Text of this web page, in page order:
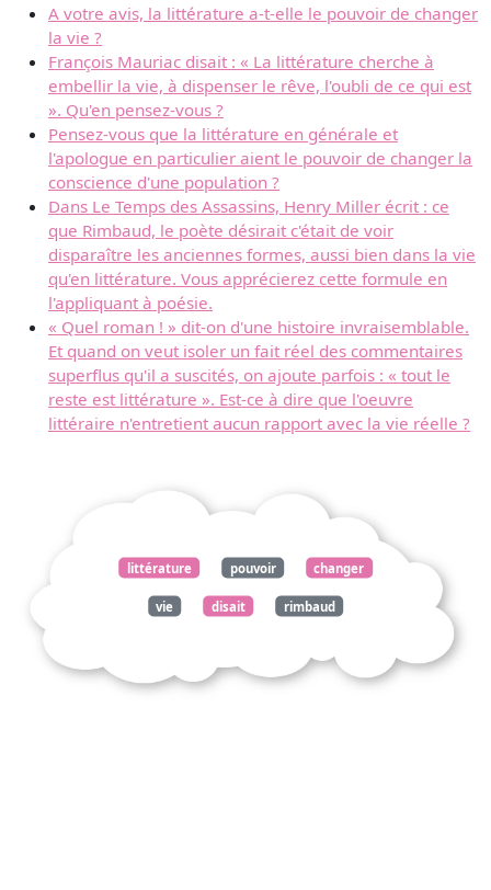
A votre avis, la littérature a-t-elle le pouvoir de changer
la vie ?
François Mauriac disait : « La littérature cherche à
embellir la vie, à dispenser le rêve, l'oubli de ce qui est
». Qu'en pensez-vous ?
Pensez-vous que la littérature en générale et
l'apologue en particulier aient le pouvoir de changer la
conscience d'une population ?
Dans Le Temps des Assassins, Henry Miller écrit : ce
que Rimbaud, le poète désirait c'était de voir
disparaître les anciennes formes, aussi bien dans la vie
qu'en littérature. Vous apprécierez cette formule en
l'appliquant à poésie.
« Quel roman ! » dit-on d'une histoire invraisemblable.
Et quand on veut isoler un fait réel des commentaires
superflus qu'il a suscités, on ajoute parfois : « tout le
reste est littérature ». Est-ce à dire que l'oeuvre
littéraire n'entretient aucun rapport avec la vie réelle ?
littérature pouvoir changer
vie disait rimbaud